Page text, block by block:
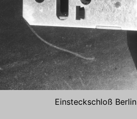
Einsteckschloß Berlin